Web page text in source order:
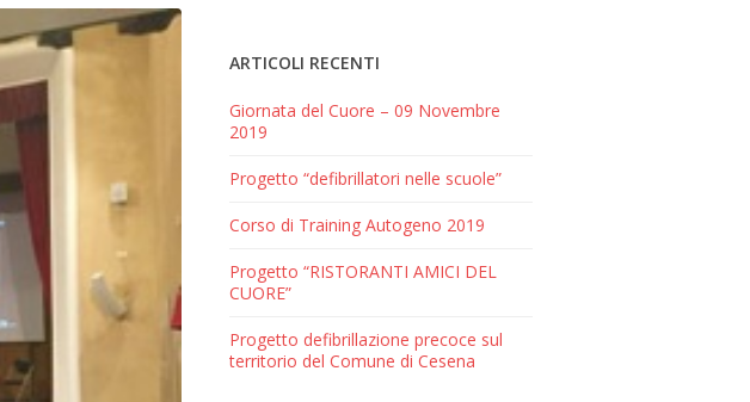
ARTICOLI RECENTI
Giornata del Cuore – 09 Novembre
2019
Progetto “defibrillatori nelle scuole”
Corso di Training Autogeno 2019
Progetto “RISTORANTI AMICI DEL
CUORE”
Progetto defibrillazione precoce sul
territorio del Comune di Cesena